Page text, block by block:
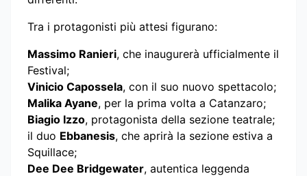
Tra i protagonisti più attesi figurano:
Massimo Ranieri, che inaugurerà ufficialmente il
Festival;
Vinicio Capossela, con il suo nuovo spettacolo;
Malika Ayane, per la prima volta a Catanzaro;
Biagio Izzo, protagonista della sezione teatrale;
il duo Ebbanesis, che aprirà la sezione estiva a
Squillace;
Dee Dee Bridgewater, autentica leggenda